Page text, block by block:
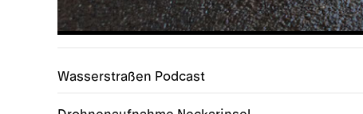
Wasserstraßen Podcast